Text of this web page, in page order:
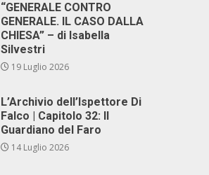
“GENERALE CONTRO
GENERALE. IL CASO DALLA
CHIESA” – di Isabella
Silvestri
19 Luglio 2026
L’Archivio dell’Ispettore Di
Falco | Capitolo 32: Il
Guardiano del Faro
14 Luglio 2026